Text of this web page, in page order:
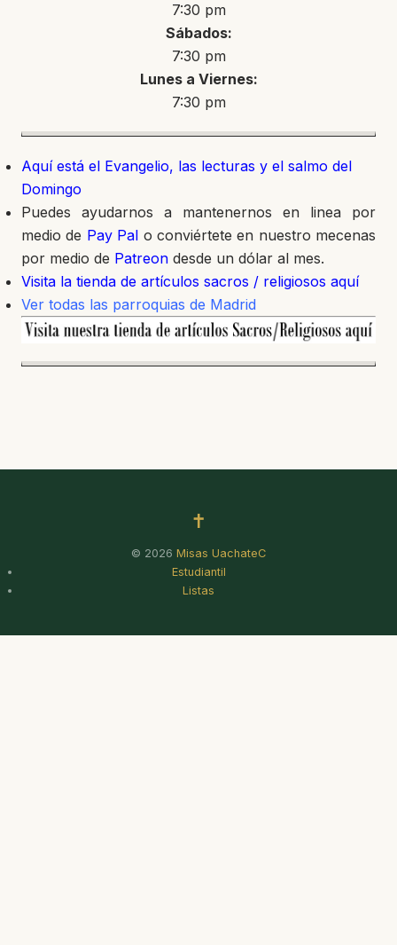
7:30 pm
Sábados:
7:30 pm
Lunes a Viernes:
7:30 pm
Aquí está el Evangelio, las lecturas y el salmo del
Domingo
Puedes ayudarnos a mantenernos en linea por
medio de Pay Pal o conviértete en nuestro mecenas
por medio de Patreon desde un dólar al mes.
Visita la tienda de artículos sacros / religiosos aquí
Ver todas las parroquias de Madrid
✝
© 2026 Misas UachateC
Estudiantil
Listas